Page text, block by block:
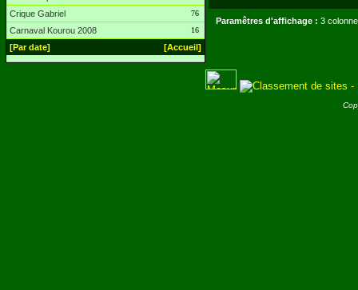
Crique Gabriel 76
Carnaval Kourou 2008 16
[Par date] [Accueil]
Paramêtres d'affichage : 3